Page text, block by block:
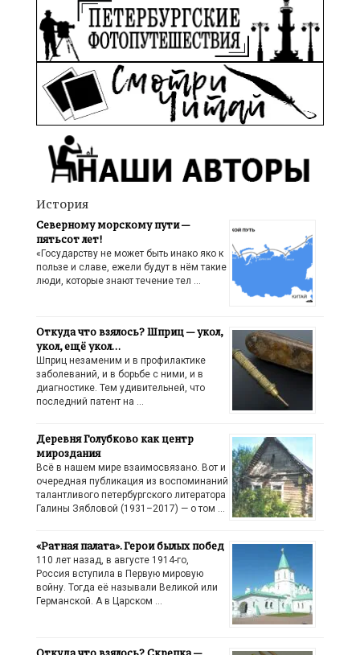
История
Северному морскому пути —
пятьсот лет!
«Государству не может быть инако яко к
пользе и славе, ежели будут в нём такие
люди, которые знают течение тел …
Откуда что взялось? Шприц — укол,
укол, ещё укол…
Шприц незаменим и в профилактике
заболеваний, и в борьбе с ними, и в
диагностике. Тем удивительней, что
последний патент на …
Деревня Голубково как центр
мироздания
Всё в нашем мире взаимосвязано. Вот и
очередная публикация из воспоминаний
талантливого петербургского литератора
Галины Зябловой (1931–2017) — о том …
«Ратная палата». Герои былых побед
110 лет назад, в августе 1914-го,
Россия вступила в Первую мировую
войну. Тогда её называли Великой или
Германской. А в Царском …